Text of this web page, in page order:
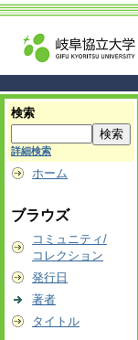
検索
詳細検索
ホーム
ブラウズ
コミュニティ/
コレクション
発行日
著者
タイトル